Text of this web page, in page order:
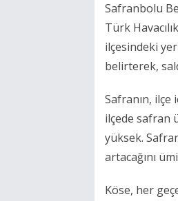
Safranbolu
Türk
ilçesindeki
belirterek,
Safranın,
ilçede safran
yüksek.
artacağını
Köse, her